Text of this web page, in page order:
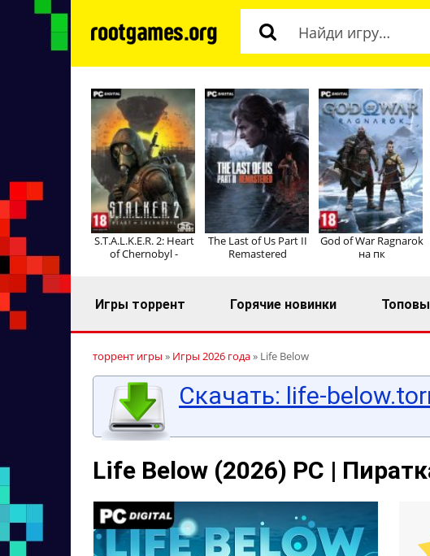
S.T.A.L.K.E.R. 2: Heart
of Chernobyl -
The Last of Us Part II
Remastered
God of War Ragnarok
на пк
Игры торрент Горячие новинки
торрент игры » Игры 2026 года» Life Below
Скачать: life-
Life Below (2026) PC |